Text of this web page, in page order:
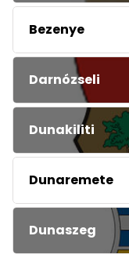
Bezenye
Darnózseli
Dunakiliti
Dunaremete
Dunaszeg